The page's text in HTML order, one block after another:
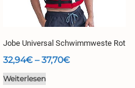
Jobe Universal Schwimmweste Rot
32,94€ –37,70€Preisspanne:
Weiterlesen